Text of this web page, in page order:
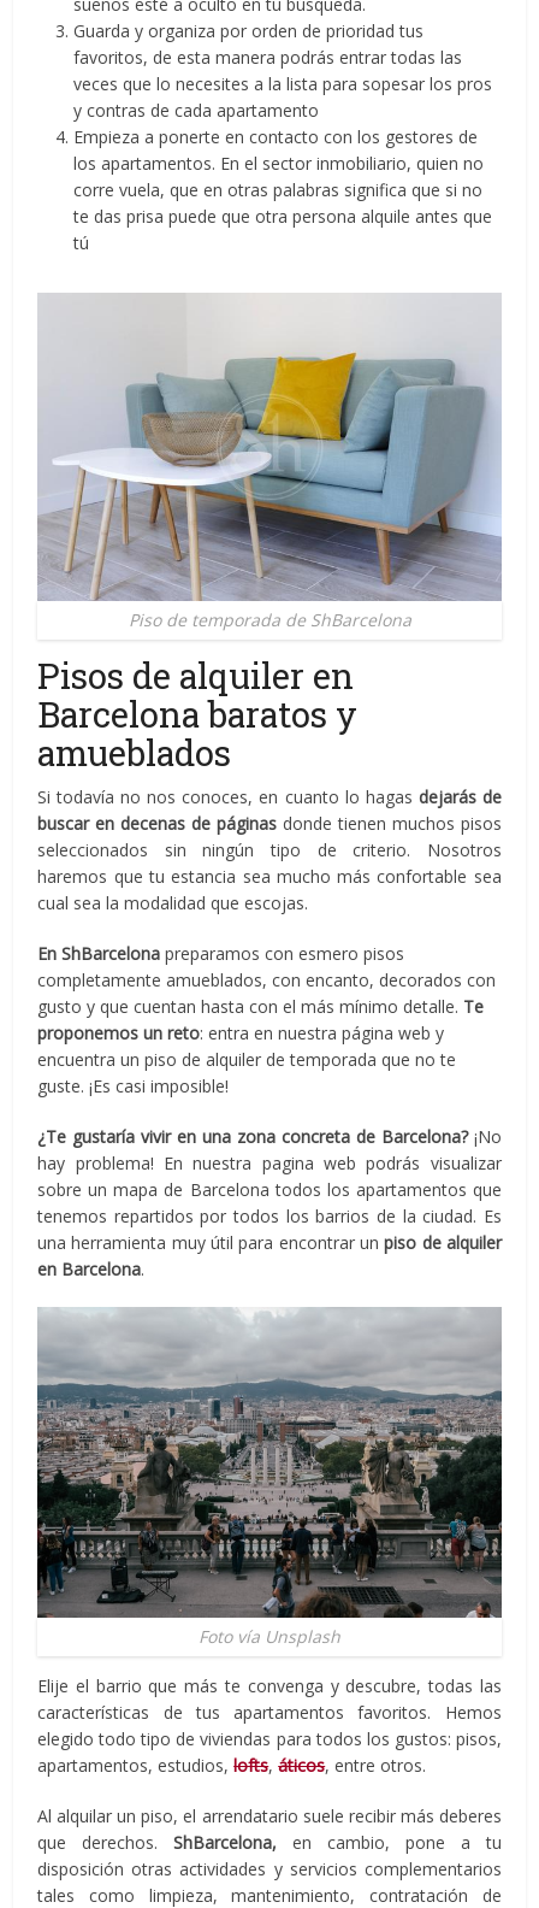
Guarda y organiza por orden de prioridad tus
favoritos, de esta manera podrás entrar todas las
veces que lo necesites a la lista para sopesar los pros
y contras de cada apartamento
Empieza a ponerte en contacto con los gestores de
los apartamentos. En el sector inmobiliario, quien no
corre vuela, que en otras palabras significa que si no
te das prisa puede que otra persona alquile antes que
tú
Piso de temporada de ShBarcelona
Pisos de alquiler en
Barcelona baratos y
amueblados
Si todavía no nos conoces, en cuanto lo hagas dejarás de
buscar en decenas de páginas donde tienen muchos pisos
seleccionados sin ningún tipo de criterio. Nosotros
haremos que tu estancia sea mucho más confortable sea
cual sea la modalidad que escojas.
En ShBarcelona preparamos con esmero pisos
completamente amueblados, con encanto, decorados con
gusto y que cuentan hasta con el más mínimo detalle. Te
proponemos un reto: entra en nuestra página web y
encuentra un piso de alquiler de temporada que no te
guste. ¡Es casi imposible!
¿Te gustaría vivir en una zona concreta de Barcelona?¡No
hay problema! En nuestra pagina web podrás visualizar
sobre un mapa de Barcelona todos los apartamentos que
tenemos repartidos por todos los barrios de la ciudad. Es
una herramienta muy útil para encontrar unpiso de alquiler
en Barcelona.
Foto vía Unsplash
Elije el barrio que más te convenga y descubre, todas las
características de tus apartamentos favoritos. Hemos
elegido todo tipo de viviendas para todos los gustos: pisos,
apartamentos, estudios,lofts,áticos, entre otros.
Al alquilar un piso, el arrendatario suele recibir más deberes
que derechos.ShBarcelona, en cambio, pone a tu
disposición otras actividades y servicios complementarios
tales como limpieza, mantenimiento, contratación de